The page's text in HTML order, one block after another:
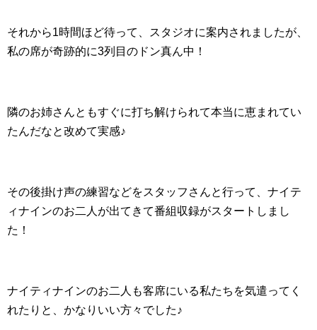
それから1時間ほど待って、スタジオに案内されましたが、
私の席が奇跡的に3列目のドン真ん中！
隣のお姉さんともすぐに打ち解けられて本当に恵まれてい
たんだなと改めて実感♪
その後掛け声の練習などをスタッフさんと行って、ナイテ
ィナインのお二人が出てきて番組収録がスタートしまし
た！
ナイティナインのお二人も客席にいる私たちを気遣ってく
れたりと、かなりいい方々でした♪